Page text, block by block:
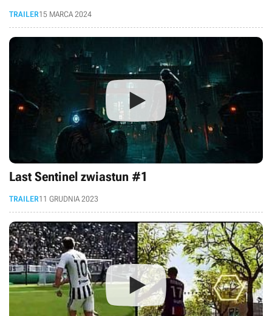
TRAILER15 MARCA 2024
Last Sentinel zwiastun #1
TRAILER11 GRUDNIA 2023